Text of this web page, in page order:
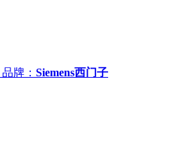
品牌： Siemens西门子